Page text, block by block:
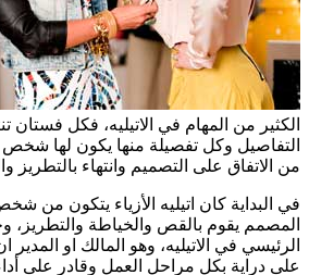
الكثير من المهام في الاتيليه، فكل فستان
التفاصيل وكل تفصيلة منها يكون لها
من الاتفاق على التصميم وانتهاء بالتطريز
في البداية كان اتيليه الأزياء يتكون من
المصمم يقوم بالقص والخياطة والتطريز،
الرئيسي في الاتيليه، وهو المالك او
على دراية بكل مراحل العمل وقادر على